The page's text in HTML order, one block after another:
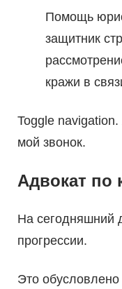
Помощь
защитник
кражи в
Toggle
мой звонок.
Адвокат по
На сегодняшний
прогрессии.
Это